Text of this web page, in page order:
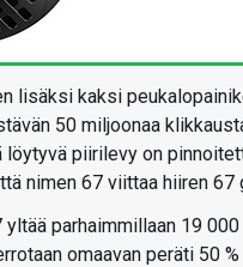
lisäksi kaksi
50 miljoonaa
löytyvä piirilevy on
nimen 67 viittaa hiiren 67
parhaimmillaan 19
omaavan peräti 50